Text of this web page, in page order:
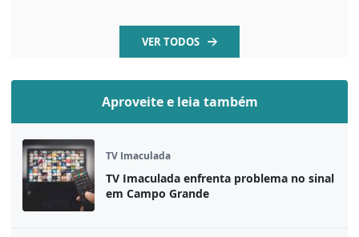
VER TODOS
Aproveite e leia também
TV Imaculada
TV Imaculada enfrenta problema no sinal
em Campo Grande